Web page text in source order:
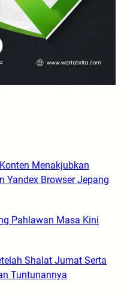
Menakjubkan
Yandex Browser Jepang
Pahlawan Masa Kini
Shalat Jumat Serta
Tuntunannya